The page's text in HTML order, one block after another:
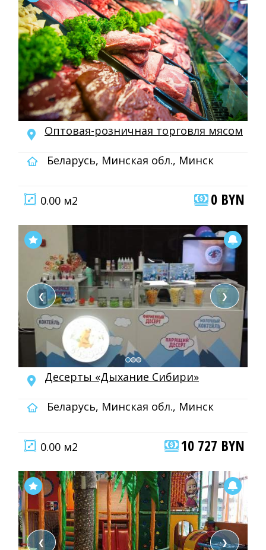
Оптовая-розничная торговля мясом
Беларусь, Минская обл., Минск
0.00 м2 0 BYN
❮ ❯
Десерты «Дыхание Сибири»
Беларусь, Минская обл., Минск
0.00 м2 10 727 BYN
❮ ❯